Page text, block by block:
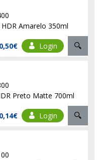
Amarelo 350ml
Login
Preto Matte 700ml
Login